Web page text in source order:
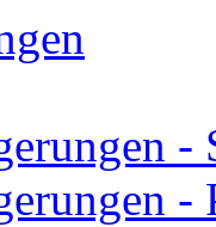
-
-